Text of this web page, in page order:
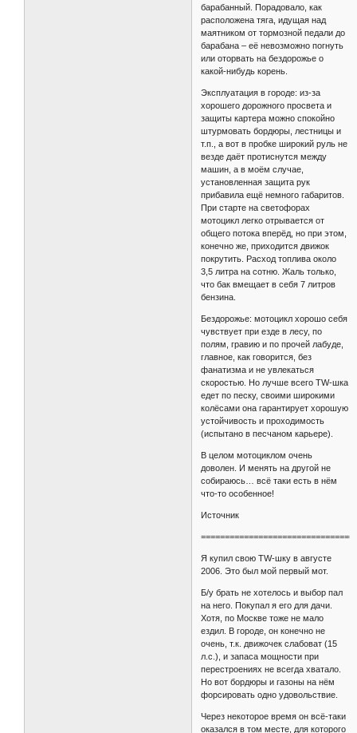
барабанный. Порадовало, как
расположена тяга, идущая над
маятником от тормозной педали до
барабана – её невозможно погнуть
или оторвать на бездорожье о
какой-нибудь корень.
Эксплуатация в городе: из-за
хорошего дорожного просвета и
защиты картера можно спокойно
штурмовать бордюры, лестницы и
т.п., а вот в пробке широкий руль не
везде даёт протиснутся между
машин, а в моём случае,
установленная защита рук
прибавила ещё немного габаритов.
При старте на светофорах
мотоцикл легко отрывается от
общего потока вперёд, но при этом,
конечно же, приходится движок
покрутить. Расход топлива около
3,5 литра на сотню. Жаль только,
что бак вмещает в себя 7 литров
бензина.
Бездорожье: мотоцикл хорошо себя
чувствует при езде в лесу, по
полям, гравию и по прочей лабуде,
главное, как говорится, без
фанатизма и не увлекаться
скоростью. Но лучше всего TW-шка
едет по песку, своими широкими
колёсами она гарантирует хорошую
устойчивость и проходимость
(испытано в песчаном карьере).
В целом мотоциклом очень
доволен. И менять на другой не
собираюсь… всё таки есть в нём
что-то особенное!
Источник
Я купил свою TW-шку в августе
2006. Это был мой первый мот.
Б/у брать не хотелось и выбор пал
на него. Покупал я его для дачи.
Хотя, по Москве тоже не мало
ездил. В городе, он конечно не
очень, т.к. движочек слабоват (15
л.с.), и запаса мощности при
перестроениях не всегда хватало.
Но вот бордюры и газоны на нём
форсировать одно удовольствие.
Через некоторое время он всё-таки
оказался в том месте, для которого